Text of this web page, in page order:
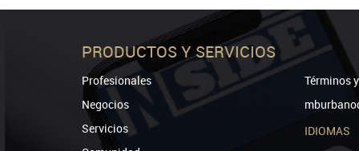
PRODUCTOS Y SERVICIOS
Profesionales
Negocios
Servicios
Términos
IDIOMAS